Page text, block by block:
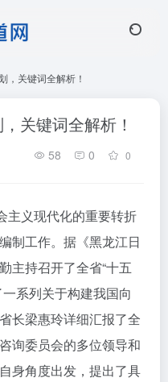
，关键词全解析！
关键词全解析！
58 0 0
主义现代化的重要转折
制工作。据《黑龙江日
主持召开了全省“十五
系列关于构建我国向
长梁惠玲详细汇报了全
询委员会的多位领导和
身角度出发，提出了具